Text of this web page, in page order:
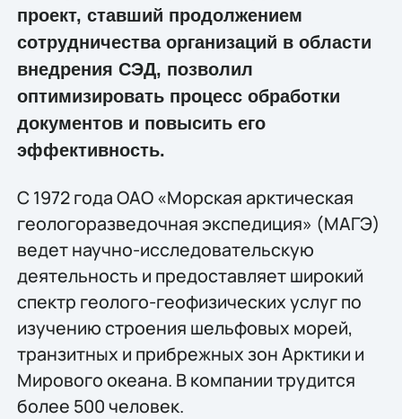
проект, ставший продолжением
сотрудничества организаций в области
внедрения СЭД, позволил
оптимизировать процесс обработки
документов и повысить его
эффективность.
С 1972 года ОАО «Морская арктическая
геологоразведочная экспедиция» (МАГЭ)
ведет научно-исследовательскую
деятельность и предоставляет широкий
спектр геолого-геофизических услуг по
изучению строения шельфовых морей,
транзитных и прибрежных зон Арктики и
Мирового океана. В компании трудится
более 500 человек.